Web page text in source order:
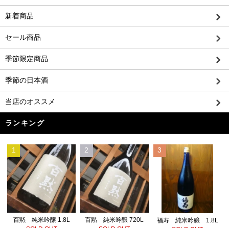
新着商品
セール商品
季節限定商品
季節の日本酒
当店のオススメ
ランキング
1
百黙 純米吟醸 1.8L
2
百黙 純米吟醸 720L
3
福寿 純米吟醸 1.8L